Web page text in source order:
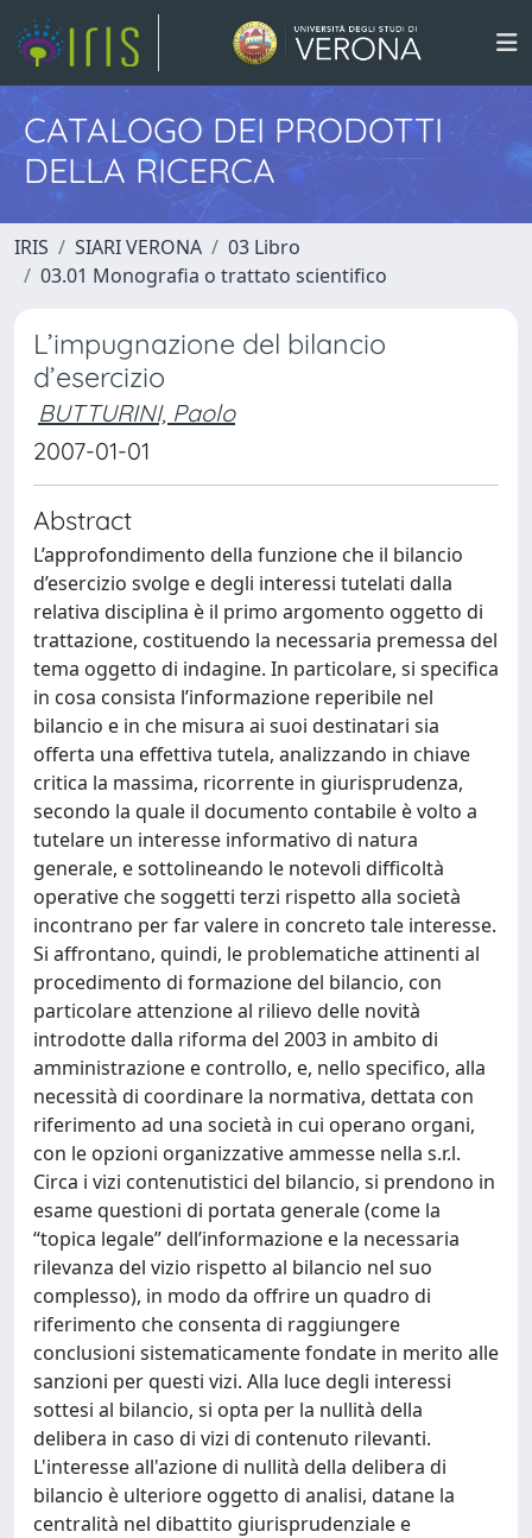
CATALOGO DEI PRODOTTI
DELLA RICERCA
IRIS SIARI VERONA
03 Libro
03.01 Monografia o trattato scientifico
L’impugnazione del bilancio
d’esercizio
BUTTURINI, Paolo
2007-01-01
Abstract
L’approfondimento della funzione che il bilancio
d’esercizio svolge e degli interessi tutelati dalla
relativa disciplina è il primo argomento oggetto di
trattazione, costituendo la necessaria premessa del
tema oggetto di indagine. In particolare, si specifica
in cosa consista l’informazione reperibile nel
bilancio e in che misura ai suoi destinatari sia
offerta una effettiva tutela, analizzando in chiave
critica la massima, ricorrente in giurisprudenza,
secondo la quale il documento contabile è volto a
tutelare un interesse informativo di natura
generale, e sottolineando le notevoli difficoltà
operative che soggetti terzi rispetto alla società
incontrano per far valere in concreto tale interesse.
Si affrontano, quindi, le problematiche attinenti al
procedimento di formazione del bilancio, con
particolare attenzione al rilievo delle novità
introdotte dalla riforma del 2003 in ambito di
amministrazione e controllo, e, nello specifico, alla
necessità di coordinare la normativa, dettata con
riferimento ad una società in cui operano organi,
con le opzioni organizzative ammesse nella s.r.l.
Circa i vizi contenutistici del bilancio, si prendono in
esame questioni di portata generale (come la
“topica legale” dell’informazione e la necessaria
rilevanza del vizio rispetto al bilancio nel suo
complesso), in modo da offrire un quadro di
riferimento che consenta di raggiungere
conclusioni sistematicamente fondate in merito alle
sanzioni per questi vizi. Alla luce degli interessi
sottesi al bilancio, si opta per la nullità della
delibera in caso di vizi di contenuto rilevanti.
L'interesse all'azione di nullità della delibera di
bilancio è ulteriore oggetto di analisi, datane la
centralità nel dibattito giurisprudenziale e